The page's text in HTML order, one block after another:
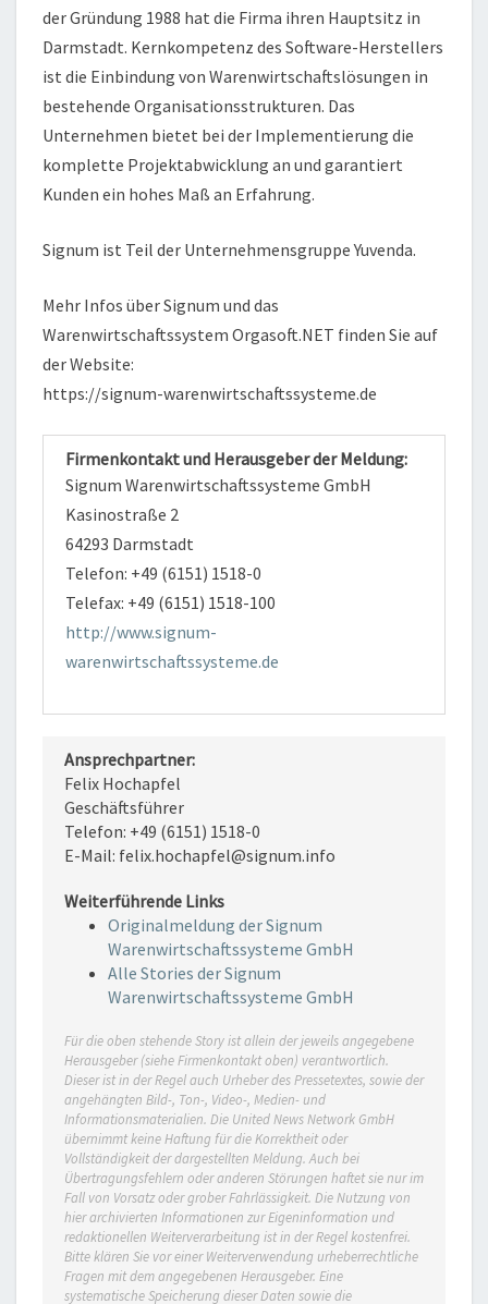
der Gründung 1988 hat die Firma ihren Hauptsitz in
Darmstadt. Kernkompetenz des Software-Herstellers
ist die Einbindung von Warenwirtschaftslösungen in
bestehende Organisationsstrukturen. Das
Unternehmen bietet bei der Implementierung die
komplette Projektabwicklung an und garantiert
Kunden ein hohes Maß an Erfahrung.
Signum ist Teil der Unternehmensgruppe Yuvenda.
Mehr Infos über Signum und das
Warenwirtschaftssystem Orgasoft.NET finden Sie auf
der Website:
https://signum-warenwirtschaftssysteme.de
Firmenkontakt und Herausgeber der Meldung:
Signum Warenwirtschaftssysteme GmbH
Kasinostraße 2
64293 Darmstadt
Telefon: +49 (6151) 1518-0
Telefax: +49 (6151) 1518-100
http://www.signum-
warenwirtschaftssysteme.de
Ansprechpartner:
Felix Hochapfel
Geschäftsführer
Telefon: +49 (6151) 1518-0
E-Mail: felix.hochapfel@signum.info
Weiterführende Links
Originalmeldung der Signum
Warenwirtschaftssysteme GmbH
Alle Stories der Signum
Warenwirtschaftssysteme GmbH
Für die oben stehende Story ist allein der jeweils angegebene
Herausgeber (siehe Firmenkontakt oben) verantwortlich.
Dieser ist in der Regel auch Urheber des Pressetextes, sowie der
angehängten Bild-, Ton-, Video-, Medien- und
Informationsmaterialien. Die United News Network GmbH
übernimmt keine Haftung für die Korrektheit oder
Vollständigkeit der dargestellten Meldung. Auch bei
Übertragungsfehlern oder anderen Störungen haftet sie nur im
Fall von Vorsatz oder grober Fahrlässigkeit. Die Nutzung von
hier archivierten Informationen zur Eigeninformation und
redaktionellen Weiterverarbeitung ist in der Regel kostenfrei.
Bitte klären Sie vor einer Weiterverwendung urheberrechtliche
Fragen mit dem angegebenen Herausgeber. Eine
systematische Speicherung dieser Daten sowie die